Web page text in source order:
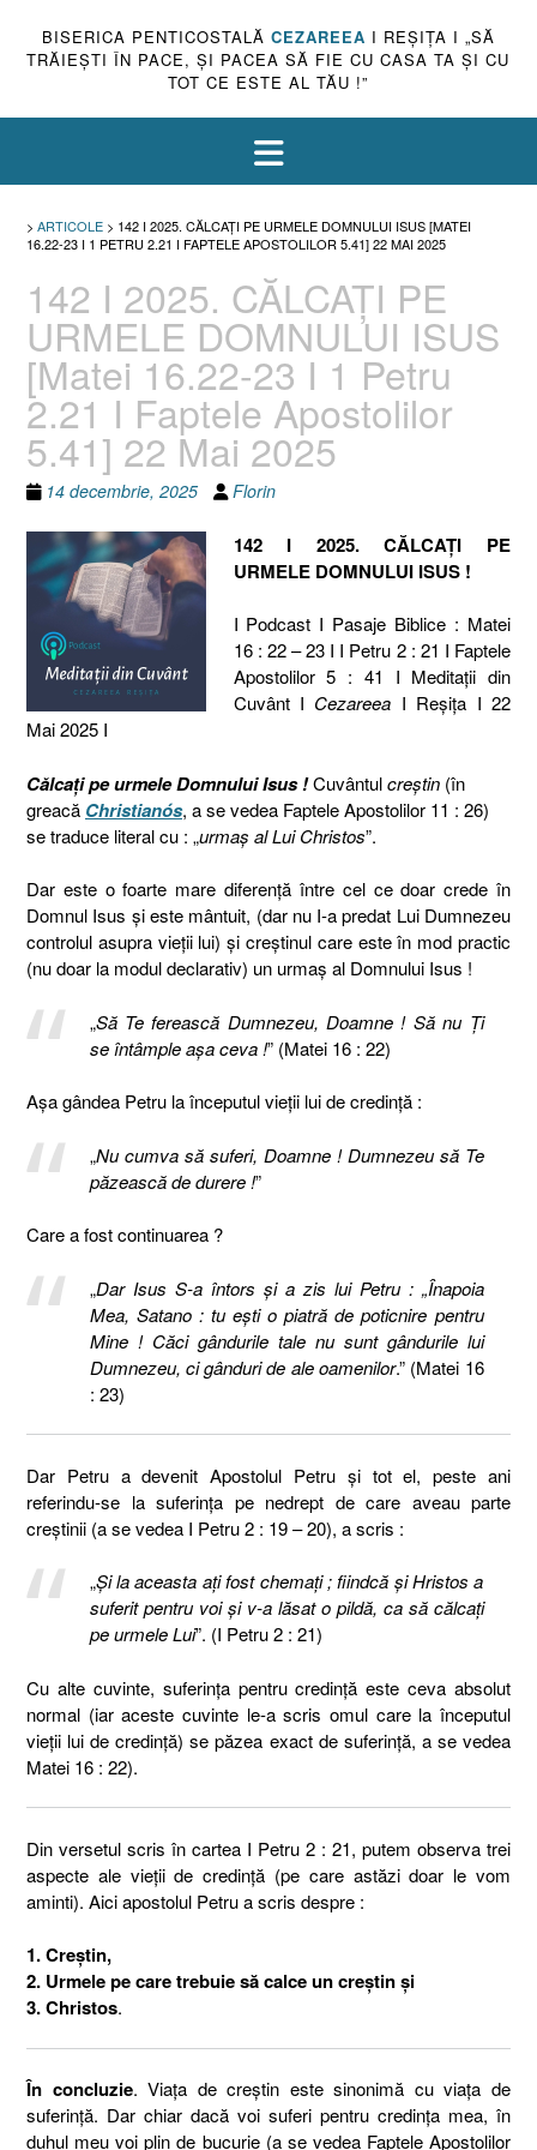
BISERICA PENTICOSTALĂ CEZAREEA I REŞIŢA I „SĂ
TRĂIEŞTI ÎN PACE, ŞI PACEA SĂ FIE CU CASA TA ŞI CU
TOT CE ESTE AL TĂU !”
> ARTICOLE > 142 I 2025. CĂLCAȚI PE URMELE DOMNULUI ISUS [MATEI
16.22-23 I 1 PETRU 2.21 I FAPTELE APOSTOLILOR 5.41] 22 MAI 2025
142 I 2025. CĂLCAȚI PE
URMELE DOMNULUI ISUS
[Matei 16.22-23 I 1 Petru
2.21 I Faptele Apostolilor
5.41] 22 Mai 2025
14 decembrie, 2025 Florin
142 I 2025. CĂLCAȚI PE
URMELE DOMNULUI ISUS !
I Podcast I Pasaje Biblice : Matei
16 : 22 – 23 I I Petru 2 : 21 I Faptele
Apostolilor 5 : 41 I Meditaţii din
Cuvânt I Cezareea I Reşiţa I 22
Mai 2025 I
Călcați pe urmele Domnului Isus !Cuvântulcreștin (în
greacă Christianόs, a se vedea Faptele Apostolilor 11 : 26)
se traduce literal cu : „urmaș al Lui Christos”.
Dar este o foarte mare diferență între cel ce doar crede în
Domnul Isus și este mântuit, (dar nu I-a predat Lui Dumnezeu
controlul asupra vieții lui) și creștinul care este în mod practic
(nu doar la modul declarativ) un urmaș al Domnului Isus !
„Să Te ferească Dumnezeu, Doamne ! Să nu Ţi
se întâmple aşa ceva !” (Matei 16 : 22)
Așa gândea Petru la începutul vieții lui de credință :
„Nu cumva să suferi, Doamne ! Dumnezeu să Te
păzească de durere !”
Care a fost continuarea ?
„Dar Isus S-a întors şi a zis lui Petru : „Înapoia
Mea, Satano : tu eşti o piatră de poticnire pentru
Mine ! Căci gândurile tale nu sunt gândurile lui
Dumnezeu, ci gânduri de ale oamenilor.” (Matei 16
: 23)
Dar Petru a devenit Apostolul Petru și tot el, peste ani
referindu-se la suferința pe nedrept de care aveau parte
creștinii (a se vedea I Petru 2 : 19 – 20), a scris :
„Şi la aceasta aţi fost chemaţi ; fiindcă şi Hristos a
suferit pentru voi şi v-a lăsat o pildă, ca să călcaţi
pe urmele Lui”. (I Petru 2 : 21)
Cu alte cuvinte, suferința pentru credință este ceva absolut
normal (iar aceste cuvinte le-a scris omul care la începutul
vieții lui de credință) se păzea exact de suferință, a se vedea
Matei 16 : 22).
Din versetul scris în cartea I Petru 2 : 21, putem observa trei
aspecte ale vieții de credință (pe care astăzi doar le vom
aminti). Aici apostolul Petru a scris despre :
1. Creștin,
2. Urmele pe care trebuie să calce un creștin și
3. Christos.
În concluzie. Viața de creștin este sinonimă cu viața de
suferință. Dar chiar dacă voi suferi pentru credința mea, în
duhul meu voi plin de bucurie (a se vedea Faptele Apostolilor